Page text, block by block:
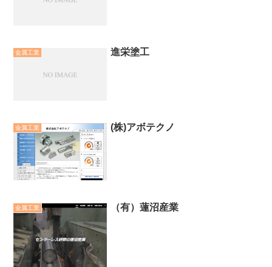
金属工業 進栄塗工
金属工業 (株)アボテクノ
金属工業 （有）蓮沼産業